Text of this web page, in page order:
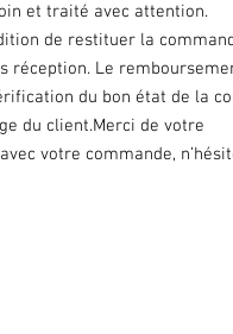
et traité avec attention.
de restituer la
réception. Le
du bon état de la
du client.Merci de votre
votre commande,